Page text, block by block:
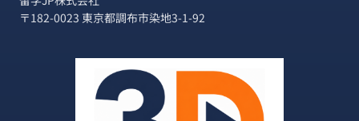
〒182-0023 東京都調布市染地3-1-92